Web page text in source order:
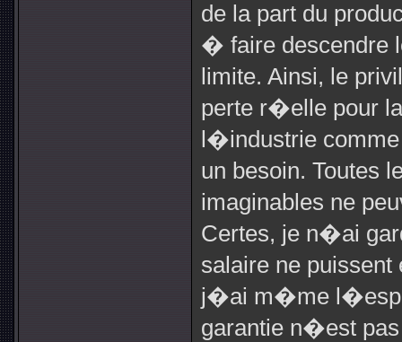
de la part du
� faire descendre
limite. Ainsi, le
perte r�elle pour
l�industrie
un besoin. Toutes
imaginables ne
Certes, je n�ai
salaire ne
j�ai m�me
garantie n�est